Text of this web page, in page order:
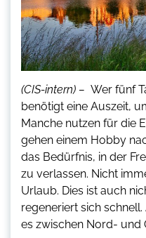
(CIS-intern) – Wer fünf
benötigt eine Auszeit,
Manche nutzen für die
gehen einem Hobby
das Bedürfnis, in der
zu verlassen. Nicht
Urlaub. Dies ist auch
regeneriert sich
es zwischen Nord- und